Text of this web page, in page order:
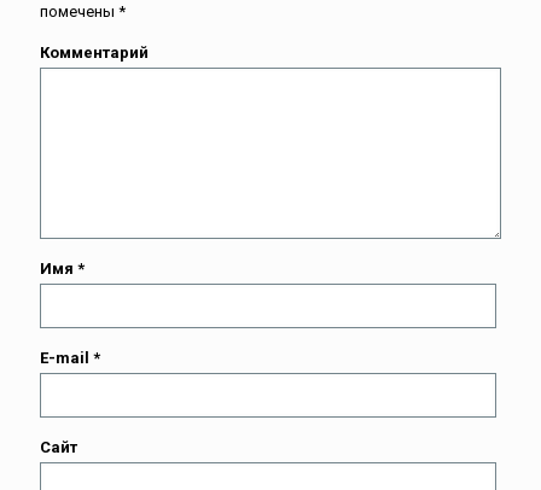
помечены *
Комментарий
Имя *
E-mail *
Сайт